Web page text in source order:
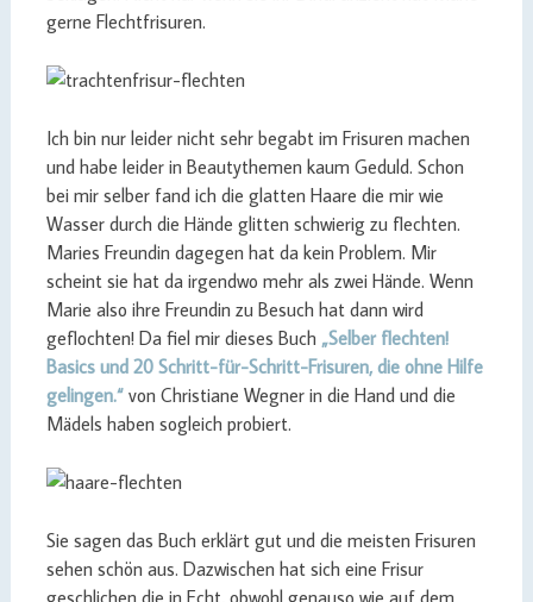
gerne Flechtfrisuren.
Ich bin nur leider nicht sehr begabt im Frisuren machen
und habe leider in Beautythemen kaum Geduld. Schon
bei mir selber fand ich die glatten Haare die mir wie
Wasser durch die Hände glitten schwierig zu flechten.
Maries Freundin dagegen hat da kein Problem. Mir
scheint sie hat da irgendwo mehr als zwei Hände. Wenn
Marie also ihre Freundin zu Besuch hat dann wird
geflochten! Da fiel mir dieses Buch „Selber flechten!
Basics und 20 Schritt-für-Schritt-Frisuren, die ohne Hilfe
gelingen.“von Christiane Wegner in die Hand und die
Mädels haben sogleich probiert.
Sie sagen das Buch erklärt gut und die meisten Frisuren
sehen schön aus. Dazwischen hat sich eine Frisur
geschlichen die in Echt, obwohl genauso wie auf dem